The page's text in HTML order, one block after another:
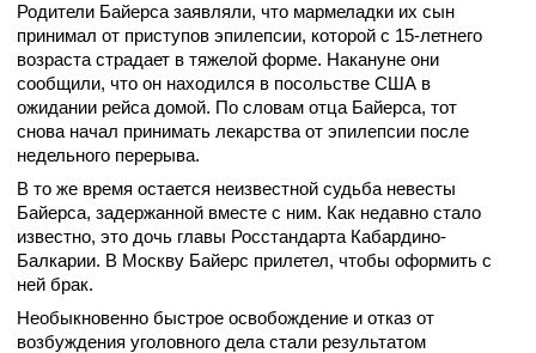
Родители Байерса заявляли, что мармеладки их сын
принимал от приступов эпилепсии, которой с 15-летнего
возраста страдает в тяжелой форме. Накануне они
сообщили, что он находился в посольстве США в
ожидании рейса домой. По словам отца Байерса, тот
снова начал принимать лекарства от эпилепсии после
недельного перерыва.
В то же время остается неизвестной судьба невесты
Байерса, задержанной вместе с ним. Как недавно стало
известно, это дочь главы Росстандарта Кабардино-
Балкарии. В Москву Байерс прилетел, чтобы оформить с
ней брак.
Необыкновенно быстрое освобождение и отказ от
возбуждения уголовного дела стали результатом